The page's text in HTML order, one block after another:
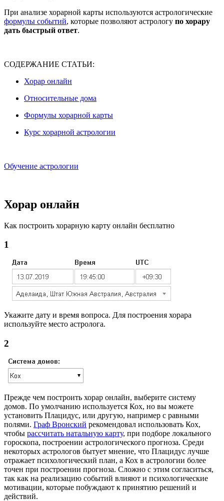
При анализе хорарной карты используются астрологические
формулы событий, которые позволяют астрологу по хорару
дать быстрый ответ.
СОДЕРЖАНИЕ СТАТЬИ:
Хорар онлайн
Относительные дома
Формулы хорарной карты
Курс хорарной астрологии
Обучение астрологии
Хорар онлайн
Как построить хорарную карту онлайн бесплатно
1
Укажите дату и время вопроса. Для построения хорара
используйте место астролога.
2
Прежде чем построить хорар онлайн, выберите систему
домов. По умолчанию используется Кох, но вы можете
установить Плацидус, или другую, например с равными
полями. Граф Вронский рекомендовал использовать Кох,
чтобы рассчитать натальную карту, при подборе локального
гороскопа, построении астрологического прогноза. Среди
некоторых астрологов бытует мнение, что Плацидус лучше
отражает психологический план, а Кох в астрологии более
точен при построении прогноза. Сложно с этим согласиться,
так как на реализацию событий влияют и психологические
мотивации, которые побуждают к принятию решений и
действий.